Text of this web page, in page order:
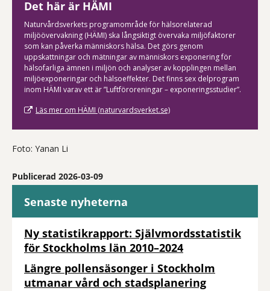
Det här är HÄMI
Naturvårdsverkets programområde för hälsorelaterad
miljöövervakning (HÄMI) ska långsiktigt övervaka miljöfaktorer
som kan påverka människors hälsa. Det görs genom
uppskattningar och mätningar av människors exponering för
hälsofarliga ämnen i miljön och analyser av kopplingen mellan
miljöexponeringar och hälsoeffekter. Det finns sex delprogram
inom HÄMI varav ett är ”Luftföroreningar – exponeringsstudier”.
Läs mer om HÄMI (naturvardsverket.se)
Foto: Yanan Li
Publicerad 2026-03-09
Senaste nyheterna
Ny statistikrapport: Självmordsstatistik
för Stockholms län 2010–2024
Längre pollensäsonger i Stockholm
utmanar vård och stadsplanering